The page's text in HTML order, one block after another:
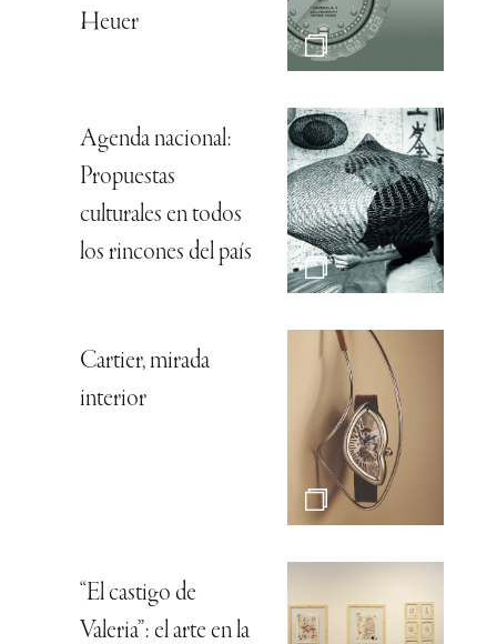
Heuer
Agenda nacional:
Propuestas
culturales en todos
los rincones del país
Cartier, mirada
interior
“El castigo de
Valeria”: el arte en la